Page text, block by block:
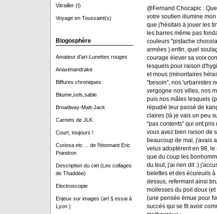
Vitrailler (I)
Voyage en Toussaint(s)
Blogosphère
Amateur d'art-Lunettes rouges
Anaximandrake
Biffures chroniques
Bitume,sels,sable
Broadway-Matt-Jack
Carnets de JLK
Court, toujours !
Curiosa etc ... de l'étonnant Eric
Poindron
Description du ciel (Les collages
de Thaddée)
Electroscopie
Enjeux sur images (art § essai à
Lyon )
@Fernand Chocapic :
votre soutien illumine
que j'hésitais à jouer les
les barres même pas
couleurs "pistache
années ) enfin, quel
courage élever sa voix
lesquels pour raison
et mous (minoritaires
"besoin", nos 'urbanistes
vergogne nos villes, nos
puis nos mâles lesquels
répudié leur passé de
claires (là je vais un peu
"pas contents" qui ont
vous avez bien raison de
beaucoup de mal, j'avais
velus adoptèrent en 98,
que du coup les
du tout, j'ai rien dit :)
belettes et des écureuils
dessus, refermant ainsi
mollesses du poil doux
(une pensée émue pour
succès qui se fit avoir